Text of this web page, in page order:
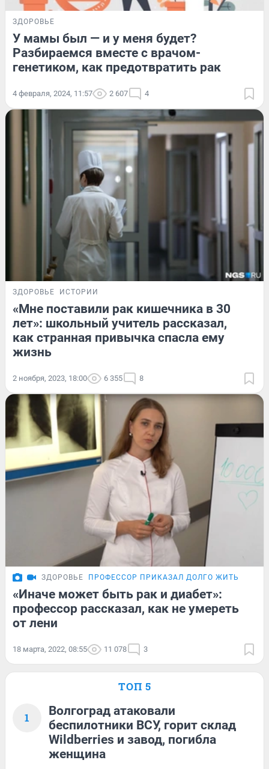
ЗДОРОВЬЕ
У мамы был — и у меня будет?
Разбираемся вместе с врачом-
генетиком, как предотвратить рак
4 февраля, 2024, 11:57 2 607 4
ЗДОРОВЬЕ ИСТОРИИ
«Мне поставили рак кишечника в 30
лет»: школьный учитель рассказал,
как странная привычка спасла ему
жизнь
2 ноября, 2023, 18:00 6 355 8
ЗДОРОВЬЕ ПРОФЕССОР ПРИКАЗАЛ ДОЛГО ЖИТЬ
«Иначе может быть рак и диабет»:
профессор рассказал, как не умереть
от лени
18 марта, 2022, 08:55 11 078 3
ТОП 5
1
Волгоград атаковали
беспилотники ВСУ, горит склад
Wildberries и завод, погибла
женщина